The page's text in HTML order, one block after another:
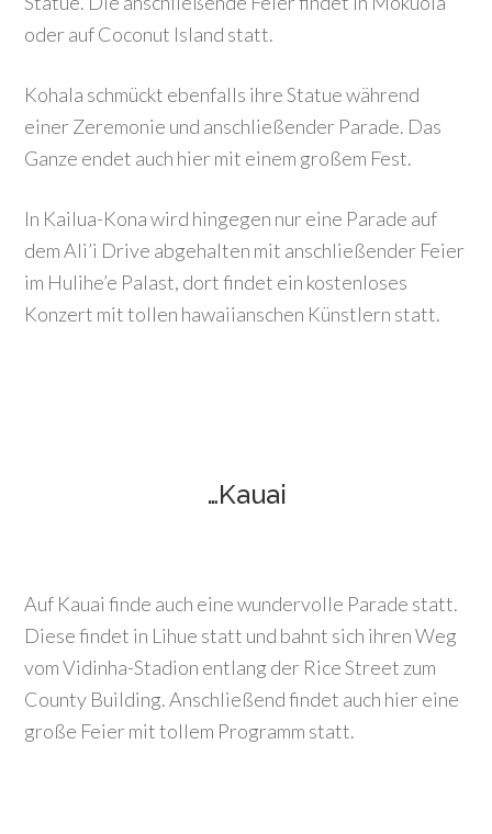
oder auf Coconut Island statt.
Kohala schmückt ebenfalls ihre Statue während
einer Zeremonie und anschließender Parade. Das
Ganze endet auch hier mit einem großem Fest.
In Kailua-Kona wird hingegen nur eine Parade auf
dem Ali’i Drive abgehalten mit anschließender Feier
im Hulihe’e Palast, dort findet ein kostenloses
Konzert mit tollen hawaiianschen Künstlern statt.
…Kauai
Auf Kauai finde auch eine wundervolle Parade statt.
Diese findet in Lihue statt und bahnt sich ihren Weg
vom Vidinha-Stadion entlang der Rice Street zum
County Building. Anschließend findet auch hier eine
große Feier mit tollem Programm statt.